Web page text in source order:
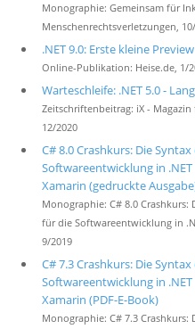
Monographie: Gemeinsam für
Menschenrechtsverletzungen,
.NET 9.0: Erste kleine
Online-Publikation: Heise.de, 1/
Warteschleife: .NET 5.0 -
Zeitschriftenbeitrag: iX -
12/2020
C# 8.0 Crashkurs: Die
Softwareentwicklung in
Xamarin (gedruckte
Monographie: C# 8.0 Crashkurs:
für die Softwareentwicklung in
9/2019
C# 7.3 Crashkurs: Die
Softwareentwicklung in
Xamarin (PDF-E-Book)
Monographie: C# 7.3 Crashkurs: